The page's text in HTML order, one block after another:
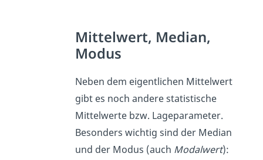
Mittelwert, Median,
Modus
Neben dem eigentlichen Mittelwert
gibt es noch andere statistische
Mittelwerte bzw. Lageparameter.
Besonders wichtig sind der Median
und der Modus (auch Modalwert):